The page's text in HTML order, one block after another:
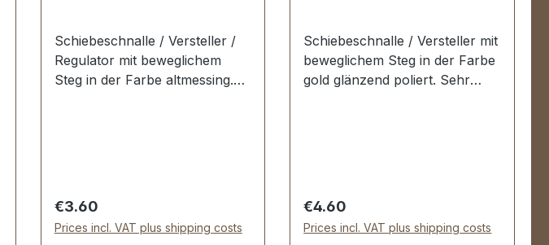
Schiebeschnalle / Versteller /
Regulator mit beweglichem
Steg in der Farbe altmessing.
hochwertig galvanisch veredelt,
somit dauerhaft farbecht und
schön. Durchlassweite: 50 mm,
Regular price:
€3.60
Prices incl. VAT plus shipping costs
Schiebeschnalle / Versteller mit
beweglichem Steg in der Farbe
gold glänzend poliert. Sehr
hochwertig galvanisch veredelt,
somit dauerhaft farbecht und
schön. Durchlassweite: 30 mm,
Regular price:
€4.60
Prices incl. VAT plus shipping costs